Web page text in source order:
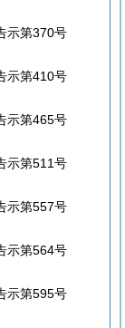
示第370号
示第410号
示第465号
示第511号
示第557号
示第564号
示第595号